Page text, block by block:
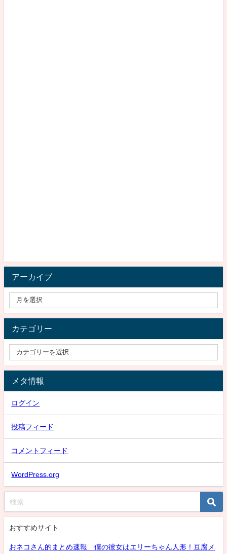
アーカイブ
カテゴリー
メタ情報
ログイン
投稿フィード
コメントフィード
WordPress.org
おすすめサイト
おネコさん的まとめ速報 僕の彼女はエリーちゃん人形！豆腐メ